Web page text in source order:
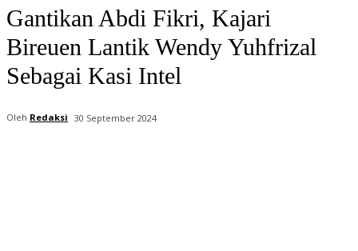
Gantikan Abdi Fikri, Kajari
Bireuen Lantik Wendy Yuhfrizal
Sebagai Kasi Intel
Oleh Redaksi 30 September 2024